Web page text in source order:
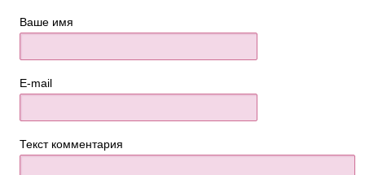
Ваше имя
E-mail
Текст комментария